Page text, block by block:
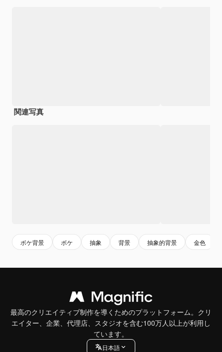
関連写真
ボケ背景 ボケ 抽象 背景 抽象的背景 金色
最高のクリエイティブ制作を導くためのプラットフォーム。クリ
エイター、企業、代理店、スタジオを含む100万人以上が利用し
ています。
日本語